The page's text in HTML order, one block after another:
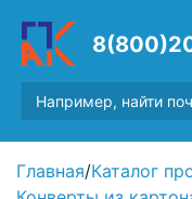
Главная/Каталог